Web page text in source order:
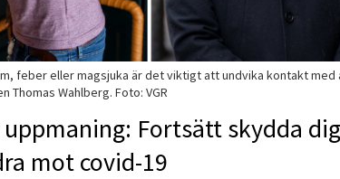
feber eller magsjuka är det viktigt att undvika kontakt med
Thomas Wahlberg. Foto: VGR
Fortsätt skydda dig
mot covid-19